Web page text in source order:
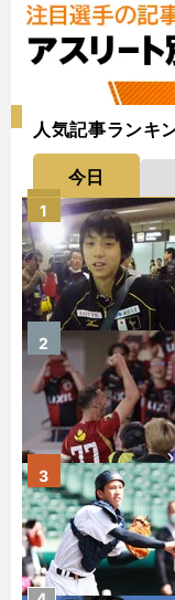
人気記事ランキ
今日
1
2
3